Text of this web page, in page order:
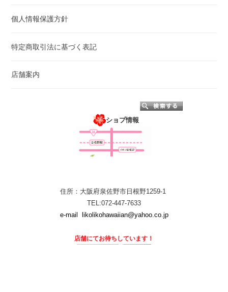
個人情報保護方針
特定商取引法に基づく表記
店舗案内
ショプ情報
住所：大阪府泉佐野市日根野1259-1
TEL:072-447-7633
e-mail
likolikohawaiian@yahoo.co.jp
店舗にてお待ちしています！